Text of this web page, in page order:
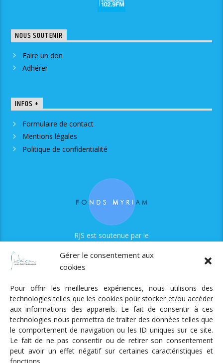
Gérer le consentement aux
cookies
Pour offrir les meilleures expériences, nous utilisons des
technologies telles que les cookies pour stocker et/ou accéder
aux informations des appareils. Le fait de consentir à ces
technologies nous permettra de traiter des données telles que
le comportement de navigation ou les ID uniques sur ce site.
Le fait de ne pas consentir ou de retirer son consentement
peut avoir un effet négatif sur certaines caractéristiques et
NOUS SOUTENIR
Faire un don
Adhérer
INFOS +
Formulaire de contact
Mentions légales
Politique de confidentialité
RJS est soutenue par le
Radio Judaica Strasbourg
Tous droits réservés
RADIO JUDAÏCA
ÉMISSIONS ET GRILLE DES PROGRAMMES